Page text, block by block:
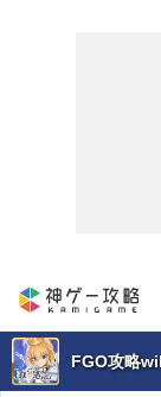
FGO攻略